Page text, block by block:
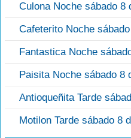
Culona Noche sábado 8
Cafeterito Noche
Fantastica Noche
Paisita Noche sábado 8
Antioqueñita Tarde
Motilon Tarde sábado 8